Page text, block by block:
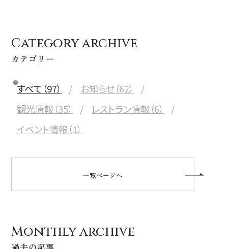
Category archive
カテゴリー
すべて（97）
お知らせ（62）
観光情報（35）
レストラン情報（6）
イベント情報（1）
一覧ページへ
Monthly archive